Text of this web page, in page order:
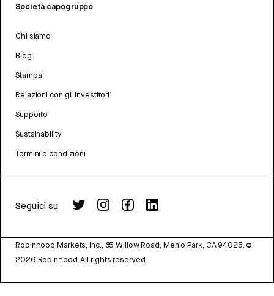
Società capogruppo
Chi siamo
Blog
Stampa
Relazioni con gli investitori
Supporto
Sustainability
Termini e condizioni
Seguici su
Robinhood Markets, Inc., 85 Willow Road, Menlo Park, CA 94025. ©
2026 Robinhood. All rights reserved.